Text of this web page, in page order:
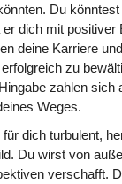
Du
dich mit
deine Karriere
zu
zahlen
Weges.
dich turbulent,
Du wirst von
verschafft.